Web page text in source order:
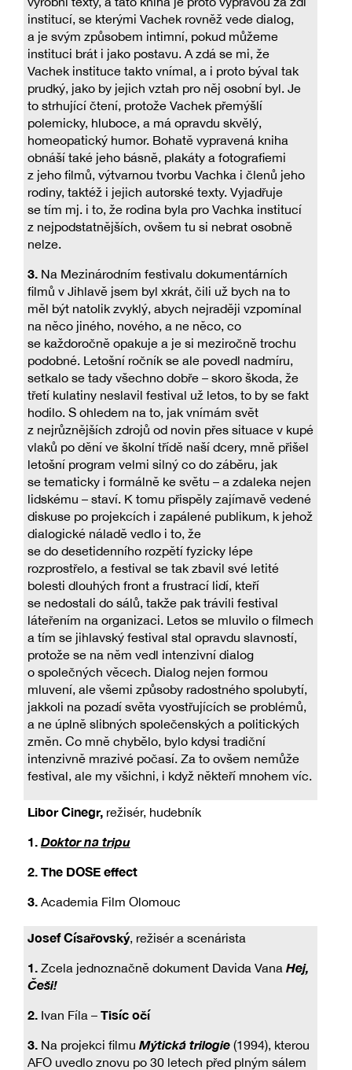
institucí, se kterými Vachek rovněž vede dialog,
a je svým způsobem intimní, pokud můžeme
instituci brát i jako postavu. A zdá se mi, že
Vachek instituce takto vnímal, a i proto býval tak
prudký, jako by jejich vztah pro něj osobní byl. Je
to strhující čtení, protože Vachek přemýšlí
polemicky, hluboce, a má opravdu skvělý,
homeopatický humor. Bohatě vypravená kniha
obnáší také jeho básně, plakáty a fotografiemi
z jeho filmů, výtvarnou tvorbu Vachka i členů jeho
rodiny, taktéž i jejich autorské texty. Vyjadřuje
se tím mj. i to, že rodina byla pro Vachka institucí
z nejpodstatnějších, ovšem tu si nebrat osobně
nelze.
3. Na Mezinárodním festivalu dokumentárních
filmů v Jihlavě jsem byl xkrát, čili už bych na to
měl být natolik zvyklý, abych nejraději vzpomínal
na něco jiného, nového, a ne něco, co
se každoročně opakuje a je si meziročně trochu
podobné. Letošní ročník se ale povedl nadmíru,
setkalo se tady všechno dobře – skoro škoda, že
třetí kulatiny neslavil festival už letos, to by se fakt
hodilo. S ohledem na to, jak vnímám svět
z nejrůznějších zdrojů od novin přes situace v kupé
vlaků po dění ve školní třídě naší dcery, mně přišel
letošní program velmi silný co do záběru, jak
se tematicky i formálně ke světu – a zdaleka nejen
lidskému – staví. K tomu přispěly zajímavě vedené
diskuse po projekcích i zapálené publikum, k jehož
dialogické náladě vedlo i to, že
se do desetidenního rozpětí fyzicky lépe
rozprostřelo, a festival se tak zbavil své letité
bolesti dlouhých front a frustrací lidí, kteří
se nedostali do sálů, takže pak trávili festival
láteřením na organizaci. Letos se mluvilo o filmech
a tím se jihlavský festival stal opravdu slavností,
protože se na něm vedl intenzivní dialog
o společných věcech. Dialog nejen formou
mluvení, ale všemi způsoby radostného spolubytí,
jakkoli na pozadí světa vyostřujících se problémů,
a ne úplně slibných společenských a politických
změn. Co mně chybělo, bylo kdysi tradiční
intenzivně mrazivé počasí. Za to ovšem nemůže
festival, ale my všichni, i když někteří mnohem víc.
Libor Cinegr,režisér, hudebník
1. Doktor na tripu
2. The DOSE effect
3. Academia Film Olomouc
Josef Císařovský, režisér a scenárista
1. Zcela jednoznačně dokument Davida Vana Hej,
Češi!
2. Ivan Fíla – Tisíc očí
3. Na projekci filmu Mýtická trilogie(1994), kterou
AFO uvedlo znovu po 30 letech před plným sálem